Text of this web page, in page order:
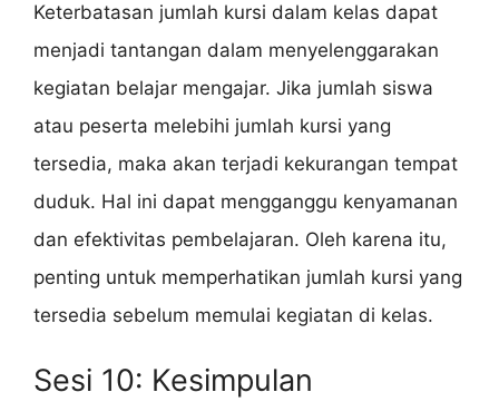
Keterbatasan jumlah kursi dalam kelas dapat
menjadi tantangan dalam menyelenggarakan
kegiatan belajar mengajar. Jika jumlah siswa
atau peserta melebihi jumlah kursi yang
tersedia, maka akan terjadi kekurangan tempat
duduk. Hal ini dapat mengganggu kenyamanan
dan efektivitas pembelajaran. Oleh karena itu,
penting untuk memperhatikan jumlah kursi yang
tersedia sebelum memulai kegiatan di kelas.
Sesi 10: Kesimpulan